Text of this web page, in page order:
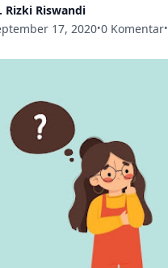
Rizki Riswandi
17, 2020•0 Komentar•